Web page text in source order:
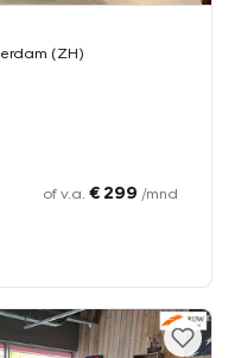
(ZH)
of v.a. € 299 /mnd